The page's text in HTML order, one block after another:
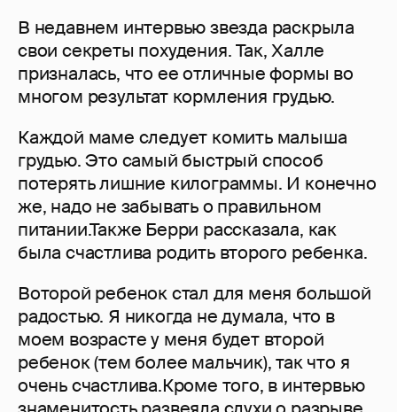
В недавнем интервью звезда раскрыла
свои секреты похудения. Так, Халле
призналась, что ее отличные формы во
многом результат кормления грудью.
Каждой маме следует комить малыша
грудью. Это самый быстрый способ
потерять лишние килограммы. И конечно
же, надо не забывать о правильном
питании.Также Берри рассказала, как
была счастлива родить второго ребенка.
Воторой ребенок стал для меня большой
радостью. Я никогда не думала, что в
моем возрасте у меня будет второй
ребенок (тем более мальчик), так что я
очень счастлива.Кроме того, в интервью